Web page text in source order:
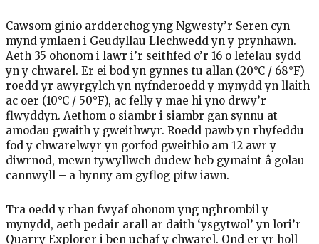
Cawsom ginio ardderchog yng Ngwesty’r Seren cyn
mynd ymlaen i Geudyllau Llechwedd yn y prynhawn.
Aeth 35 ohonom i lawr i’r seithfed o’r 16 o lefelau sydd
yn y chwarel. Er ei bod yn gynnes tu allan (20°C / 68°F)
roedd yr awyrgylch yn nyfnderoedd y mynydd yn llaith
ac oer (10°C / 50°F), ac felly y mae hi yno drwy’r
flwyddyn. Aethom o siambr i siambr gan synnu at
amodau gwaith y gweithwyr. Roedd pawb yn rhyfeddu
fod y chwarelwyr yn gorfod gweithio am 12 awr y
diwrnod, mewn tywyllwch dudew heb gymaint â golau
cannwyll – a hynny am gyflog pitw iawn.
Tra oedd y rhan fwyaf ohonom yng nghrombil y
mynydd, aeth pedair arall ar daith ‘ysgytwol’ yn lori’r
Quarry Explorer i ben uchaf y chwarel. Ond er yr holl